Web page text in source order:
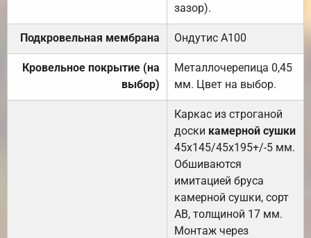
зазор).
Подкровельная мембрана Ондутис А100
Кровельное покрытие (на
выбор)
Металлочерепица 0,45
мм. Цвет на выбор.
Каркас из строганой
доски камерной сушки
45х145/45х195+/-5 мм.
Обшиваются
имитацией бруса
камерной сушки, сорт
АВ, толщиной 17 мм.
Монтаж через